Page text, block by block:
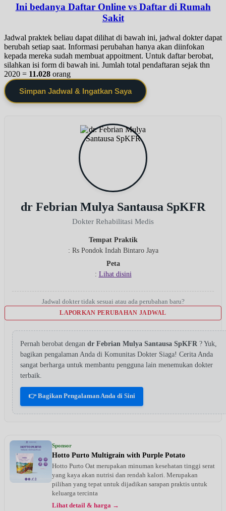
Ini bedanya Daftar Online vs Daftar di Rumah
Sakit
Jadwal praktek beliau dapat dilihat di bawah ini, jadwal dokter dapat
berubah setiap saat. Informasi perubahan hanya akan diinfokan
kepada mereka sudah membuat appoitment. Untuk daftar berobat,
silahkan isi form di bawah ini. Jumlah total pendaftaran sejak thn
2020 = 11.028 orang
Simpan Jadwal & Ingatkan Saya
dr Febrian Mulya Santausa SpKFR
Dokter Rehabilitasi Medis
Tempat Praktik
: Rs Pondok Indah Bintaro Jaya
Peta
: Lihat disini
Jadwal dokter tidak sesuai atau ada perubahan baru?
LAPORKAN PERUBAHAN JADWAL
Pernah berobat dengan dr Febrian Mulya Santausa SpKFR ? Yuk,
bagikan pengalaman Anda di Komunitas Dokter Siaga! Cerita Anda
sangat berharga untuk membantu pengguna lain menemukan dokter
terbaik.
👉 Bagikan Pengalaman Anda di Sini
Sponsor
Hotto Purto Multigrain with Purple Potato
Hotto Purto Oat merupakan minuman kesehatan tinggi serat
yang kaya akan nutrisi dan rendah kalori. Merupakan
pilihan yang tepat untuk dijadikan sarapan praktis untuk
keluarga tercinta
Lihat detail & harga →